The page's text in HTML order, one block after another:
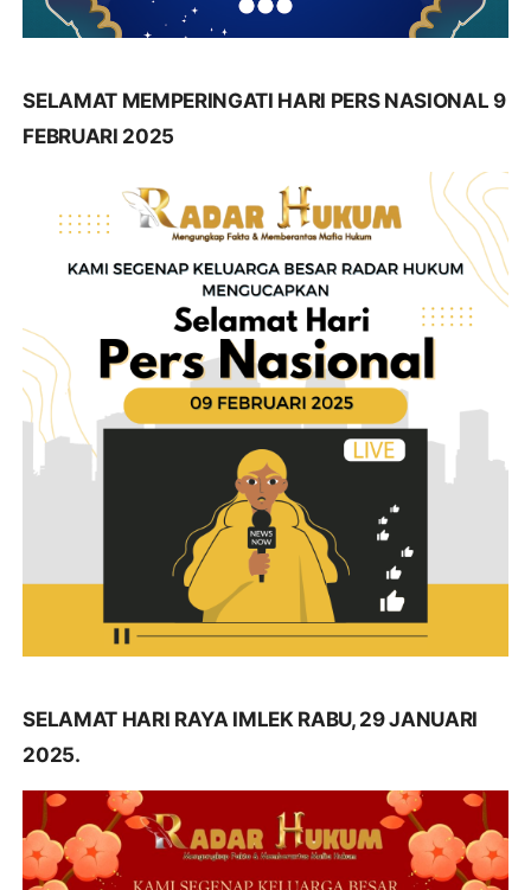
SELAMAT MEMPERINGATI HARI PERS NASIONAL 9
FEBRUARI 2025
SELAMAT HARI RAYA IMLEK RABU, 29 JANUARI
2025.